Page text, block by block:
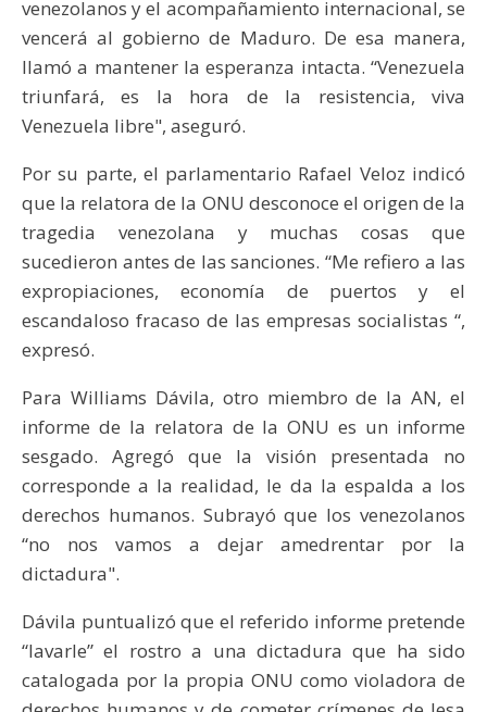
venezolanos y el acompañamiento internacional, se
vencerá al gobierno de Maduro. De esa manera,
llamó a mantener la esperanza intacta. “Venezuela
triunfará, es la hora de la resistencia, viva
Venezuela libre", aseguró.
Por su parte, el parlamentario Rafael Veloz indicó
que la relatora de la ONU desconoce el origen de la
tragedia venezolana y muchas cosas que
sucedieron antes de las sanciones. “Me refiero a las
expropiaciones, economía de puertos y el
escandaloso fracaso de las empresas socialistas “,
expresó.
Para Williams Dávila, otro miembro de la AN, el
informe de la relatora de la ONU es un informe
sesgado. Agregó que la visión presentada no
corresponde a la realidad, le da la espalda a los
derechos humanos. Subrayó que los venezolanos
“no nos vamos a dejar amedrentar por la
dictadura".
Dávila puntualizó que el referido informe pretende
“lavarle” el rostro a una dictadura que ha sido
catalogada por la propia ONU como violadora de